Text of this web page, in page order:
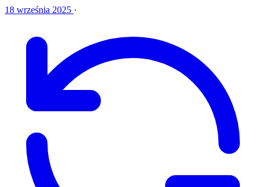
18 września 2025 ·